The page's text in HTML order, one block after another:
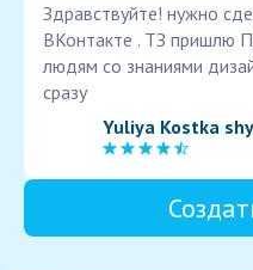
Здравствуйте! нужно
ВКонтакте . ТЗ пришлю
людям со знаниями
сразу
Yuliya Kostka